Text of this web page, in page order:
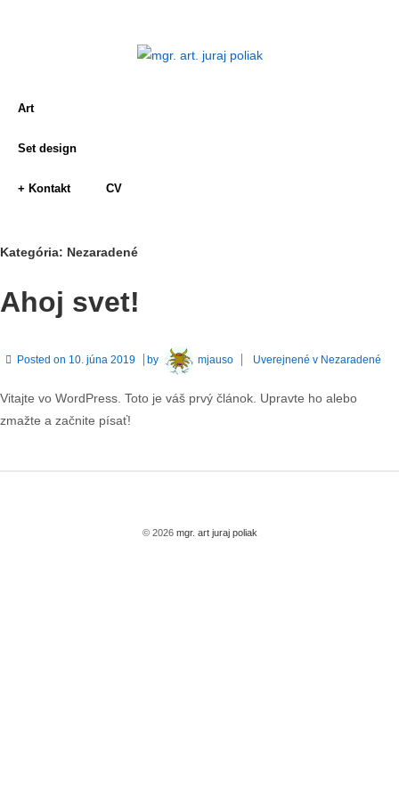
Art
Set design
+ Kontakt CV
Kategória: Nezaradené
Ahoj svet!
Posted on 10. júna 2019 by mjauso Uverejnené v Nezaradené
Vitajte vo WordPress. Toto je váš prvý článok. Upravte ho alebo
zmažte a začnite písať!
© 2026mgr. art juraj poliak